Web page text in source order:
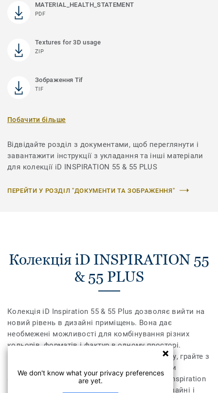
MATERIAL_HEALTH_STATEMENT
PDF
Textures for 3D usage
ZIP
Зображення Tif
TIF
Побачити більше
Відвідайте розділ з документами, щоб переглянути і
завантажити інструкції з укладання та інші матеріали
для колекції iD INSPIRATION 55 & 55 PLUS
ПЕРЕЙТИ У РОЗДІЛ "ДОКУМЕНТИ ТА ЗОБРАЖЕННЯ"
Колекція iD INSPIRATION 55
& 55 PLUS
Колекція iD Inspiration 55 & 55 Plus дозволяє вийти на
новий рівень в дизайні приміщень. Вона дає
необмежені можливості для комбінування різних
кольорів, форматів і фактур в одному просторі.
Поєднайте текстуру дерева, каміння та металу, грайте з
різними відтінками, доповніть їх необхідними
аксесуарами – плінтусами та профілями. iD Inspiration
55 & 55 Plus розсуває межі дозволеного у дизайні і
We don't know what your privacy preferences
are yet.